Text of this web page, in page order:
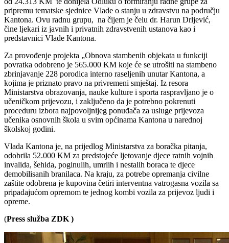
pripremu tematske sjednice Vlade o stanju u zdravstvu na području
Kantona. Ovu radnu grupu, na čijem je čelu dr. Harun Drljević,
čine ljekari iz javnih i privatnih zdravstvenih ustanova kao i
predstavnici Vlade Kantona.
Za provođenje projekta „Obnova stambenih objekata u funkciji
povratka odobreno je 565.000 KM koje će se utrošiti na stambeno
zbrinjavanje 228 porodica interno raseljenih unutar Kantona, a
kojima je priznato pravo na privremeni smještaj. Iz resora
Ministarstva obrazovanja, nauke kulture i sporta raspravljano je o
učeničkom prijevozu, i zaključeno da je potrebno pokrenuti
proceduru izbora najpovoljnijeg ponuđača za usluge prijevoza
učenika osnovnih škola u svim općinama Kantona u narednoj
školskoj godini.
Vlada Kantona je, na prijedlog Ministarstva za boračka pitanja,
odobrila 52.000 KM za predstojeće ljetovanje djece ratnih vojnih
invalida, šehida, poginulih, umrlih i nestalih boraca te djece
demobilisanih branilaca. Na kraju, za potrebe opremanja civilne
zaštite odobrena je kupovina četiri interventna vatrogasna vozila sa
pripadajućom opremom te jednog kombi vozila za prijevoz ljudi i
opreme.
(Press služba ZDK )